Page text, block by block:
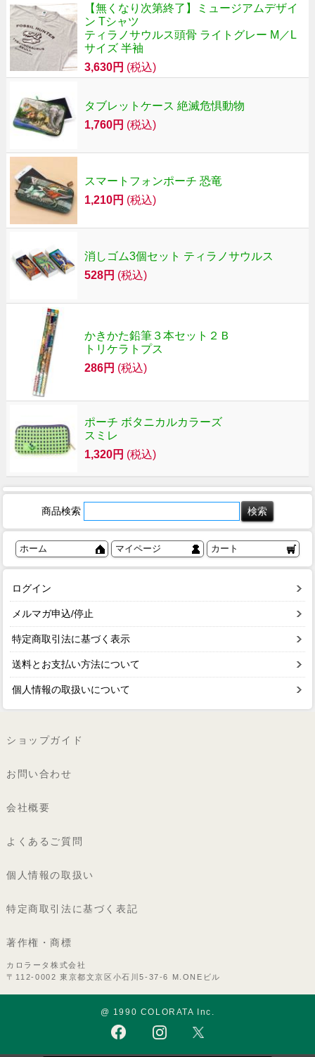
【無くなり次第終了】ミュージアムデザイ
ン Tシャツ
ティラノサウルス頭骨 ライトグレー M／L
サイズ 半袖
3,630円 (税込)
タブレットケース 絶滅危惧動物
1,760円 (税込)
スマートフォンポーチ 恐竜
1,210円 (税込)
消しゴム3個セット ティラノサウルス
528円 (税込)
かきかた鉛筆３本セット２Ｂ
トリケラトプス
286円 (税込)
ポーチ ボタニカルカラーズ
スミレ
1,320円 (税込)
商品検索
ホーム マイページ カート
ログイン
メルマガ申込/停止
特定商取引法に基づく表示
送料とお支払い方法について
個人情報の取扱いについて
ショップガイド
お問い合わせ
会社概要
よくあるご質問
個人情報の取扱い
特定商取引法に基づく表記
著作権・商標
カロラータ株式会社
〒112-0002 東京都文京区小石川5-37-6 M.ONEビル
@ 1990 COLORATA Inc.